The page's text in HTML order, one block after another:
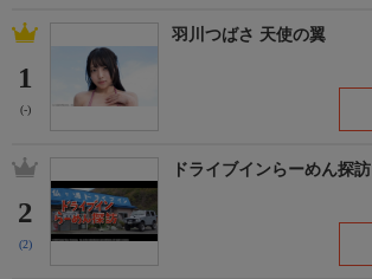
1
(-)
羽川つばさ 天使の翼
2
(2)
ドライブインらーめん探訪